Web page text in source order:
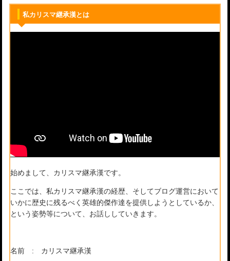
私カリスマ継承漢とは
始めまして、カリスマ継承漢です。
ここでは、私カリスマ継承漢の経歴、そしてブログ運営において
いかに歴史に残るべく英雄的傑作達を提供しようとしているか、
という姿勢等について、お話ししていきます。
名前 : カリスマ継承漢